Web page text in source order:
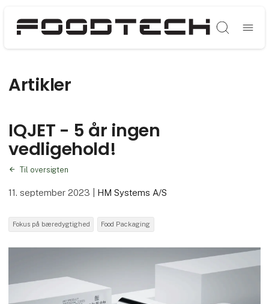
Søg
Artikler
IQJET - 5 år ingen
vedligehold!
Til oversigten
11. september 2023 HM Systems A/S
Fokus på bæredygtighed Food Packaging